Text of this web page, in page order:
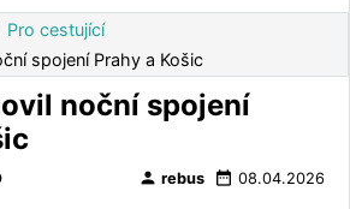
Pro cestující
spojení Prahy a Košic
noční spojení
person rebus date_range 08.04.2026